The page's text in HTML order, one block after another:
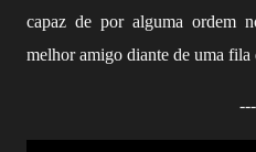
capaz de por alguma ordem
melhor amigo diante de uma fila
---